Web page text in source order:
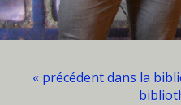
« précédent dans la